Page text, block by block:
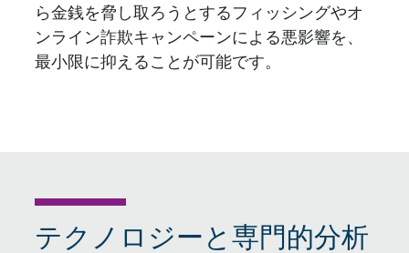
ら金銭を脅し取ろうとするフィッシングやオ
ンライン詐欺キャンペーンによる悪影響を、
最小限に抑えることが可能です。
テクノロジーと専門的分析